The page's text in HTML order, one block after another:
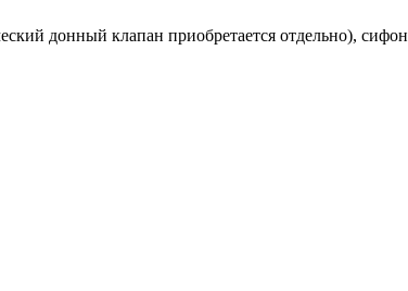
донный клапан приобретается отдельно), сифон